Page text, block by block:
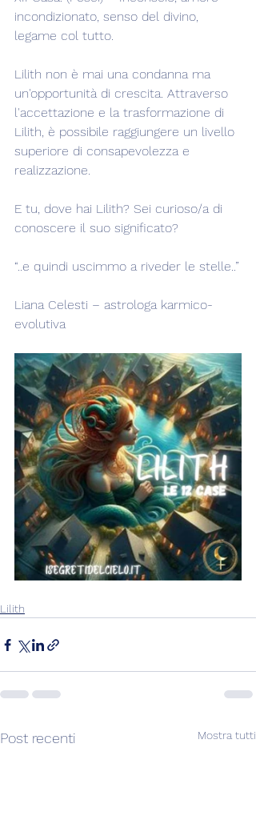
incondizionato, senso del divino,
legame col tutto.
Lilith non è mai una condanna ma
un'opportunità di crescita. Attraverso
l'accettazione e la trasformazione di
Lilith, è possibile raggiungere un livello
superiore di consapevolezza e
realizzazione.
E tu, dove hai Lilith? Sei curioso/a di
conoscere il suo significato?
“..e quindi uscimmo a riveder le stelle..”
Liana Celesti – astrologa karmico-
evolutiva
Lilith
Post recenti Mostra tutti